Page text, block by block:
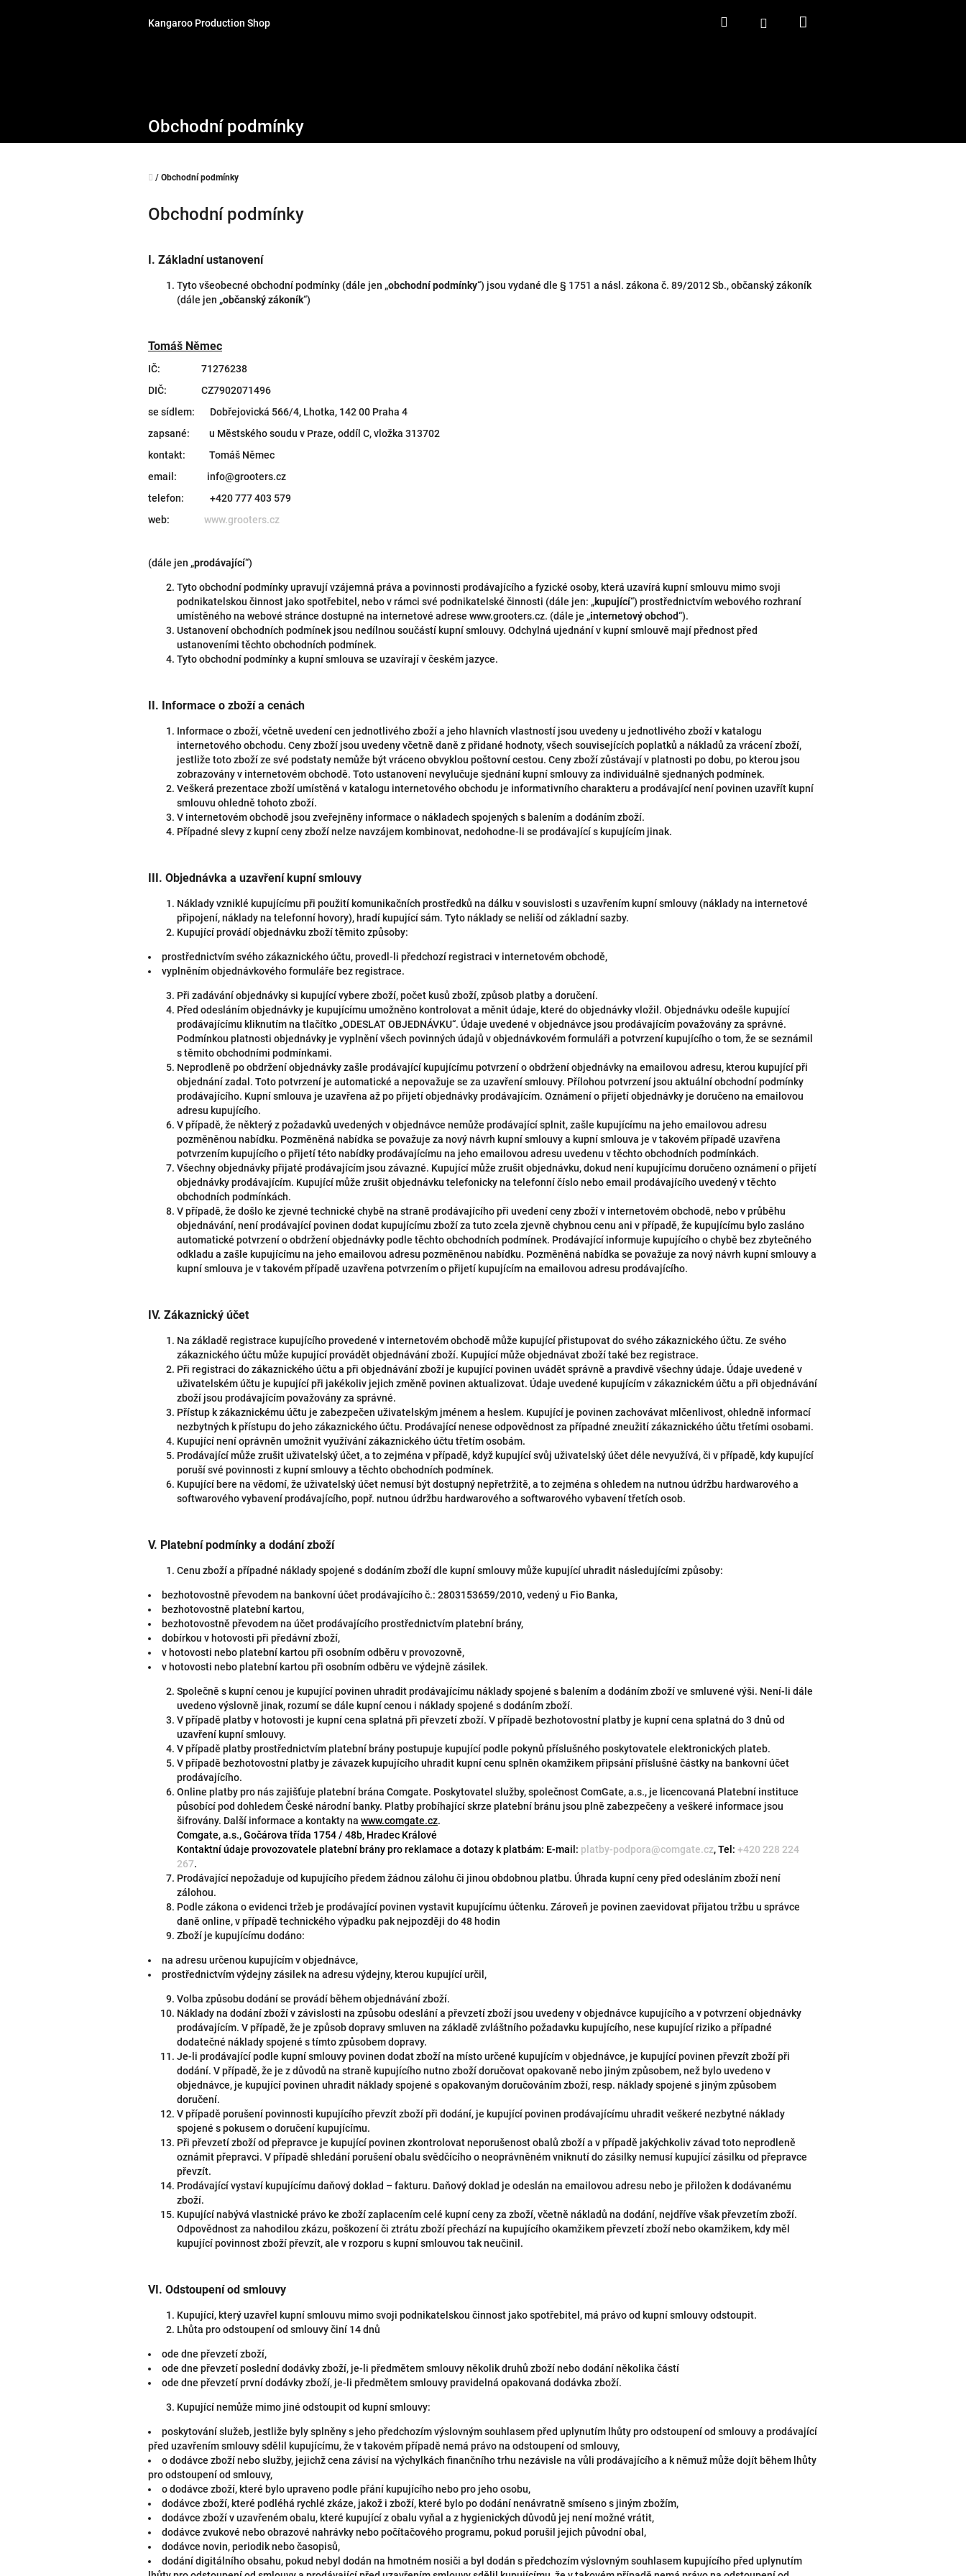
Kangaroo Production Shop HledatPřihlášení
Obchodní podmínky
Domů
/ Obchodní podmínky
Obchodní podmínky
I. Základní ustanovení
Tyto všeobecné obchodní podmínky (dále jen „obchodní podmínky“) jsou vydané dle § 1751 a násl. zákona č. 89/2012 Sb., občanský zákoník
(dále jen „občanský zákoník“)
Tomáš Němec
IČ: 71276238
DIČ: CZ7902071496
se sídlem: Dobřejovická 566/4, Lhotka, 142 00 Praha 4
zapsané: u Městského soudu v Praze, oddíl C, vložka 313702
kontakt: Tomáš Němec
email: info@grooters.cz
telefon: +420 777 403 579
web: www.grooters.cz
(dále jen „prodávající“)
Tyto obchodní podmínky upravují vzájemná práva a povinnosti prodávajícího a fyzické osoby, která uzavírá kupní smlouvu mimo svoji
podnikatelskou činnost jako spotřebitel, nebo v rámci své podnikatelské činnosti (dále jen: „kupující“) prostřednictvím webového rozhraní
umístěného na webové stránce dostupné na internetové adrese www.grooters.cz. (dále je „internetový obchod“).
Ustanovení obchodních podmínek jsou nedílnou součástí kupní smlouvy. Odchylná ujednání v kupní smlouvě mají přednost před
ustanoveními těchto obchodních podmínek.
Tyto obchodní podmínky a kupní smlouva se uzavírají v českém jazyce.
II. Informace o zboží a cenách
Informace o zboží, včetně uvedení cen jednotlivého zboží a jeho hlavních vlastností jsou uvedeny u jednotlivého zboží v katalogu
internetového obchodu. Ceny zboží jsou uvedeny včetně daně z přidané hodnoty, všech souvisejících poplatků a nákladů za vrácení zboží,
jestliže toto zboží ze své podstaty nemůže být vráceno obvyklou poštovní cestou. Ceny zboží zůstávají v platnosti po dobu, po kterou jsou
zobrazovány v internetovém obchodě. Toto ustanovení nevylučuje sjednání kupní smlouvy za individuálně sjednaných podmínek.
Veškerá prezentace zboží umístěná v katalogu internetového obchodu je informativního charakteru a prodávající není povinen uzavřít kupní
smlouvu ohledně tohoto zboží.
V internetovém obchodě jsou zveřejněny informace o nákladech spojených s balením a dodáním zboží.
Případné slevy z kupní ceny zboží nelze navzájem kombinovat, nedohodne-li se prodávající s kupujícím jinak.
III. Objednávka a uzavření kupní smlouvy
Náklady vzniklé kupujícímu při použití komunikačních prostředků na dálku v souvislosti s uzavřením kupní smlouvy (náklady na internetové
připojení, náklady na telefonní hovory), hradí kupující sám. Tyto náklady se neliší od základní sazby.
Kupující provádí objednávku zboží těmito způsoby:
prostřednictvím svého zákaznického účtu, provedl-li předchozí registraci v internetovém obchodě,
vyplněním objednávkového formuláře bez registrace.
Při zadávání objednávky si kupující vybere zboží, počet kusů zboží, způsob platby a doručení.
Před odesláním objednávky je kupujícímu umožněno kontrolovat a měnit údaje, které do objednávky vložil. Objednávku odešle kupující
prodávajícímu kliknutím na tlačítko „ODESLAT OBJEDNÁVKU“. Údaje uvedené v objednávce jsou prodávajícím považovány za správné.
Podmínkou platnosti objednávky je vyplnění všech povinných údajů v objednávkovém formuláři a potvrzení kupujícího o tom, že se seznámil
s těmito obchodními podmínkami.
Neprodleně po obdržení objednávky zašle prodávající kupujícímu potvrzení o obdržení objednávky na emailovou adresu, kterou kupující při
objednání zadal. Toto potvrzení je automatické a nepovažuje se za uzavření smlouvy. Přílohou potvrzení jsou aktuální obchodní podmínky
prodávajícího. Kupní smlouva je uzavřena až po přijetí objednávky prodávajícím. Oznámení o přijetí objednávky je doručeno na emailovou
adresu kupujícího.
V případě, že některý z požadavků uvedených v objednávce nemůže prodávající splnit, zašle kupujícímu na jeho emailovou adresu
pozměněnou nabídku. Pozměněná nabídka se považuje za nový návrh kupní smlouvy a kupní smlouva je v takovém případě uzavřena
potvrzením kupujícího o přijetí této nabídky prodávajícímu na jeho emailovou adresu uvedenu v těchto obchodních podmínkách.
Všechny objednávky přijaté prodávajícím jsou závazné. Kupující může zrušit objednávku, dokud není kupujícímu doručeno oznámení o přijetí
objednávky prodávajícím. Kupující může zrušit objednávku telefonicky na telefonní číslo nebo email prodávajícího uvedený v těchto
obchodních podmínkách.
V případě, že došlo ke zjevné technické chybě na straně prodávajícího při uvedení ceny zboží v internetovém obchodě, nebo v průběhu
objednávání, není prodávající povinen dodat kupujícímu zboží za tuto zcela zjevně chybnou cenu ani v případě, že kupujícímu bylo zasláno
automatické potvrzení o obdržení objednávky podle těchto obchodních podmínek. Prodávající informuje kupujícího o chybě bez zbytečného
odkladu a zašle kupujícímu na jeho emailovou adresu pozměněnou nabídku. Pozměněná nabídka se považuje za nový návrh kupní smlouvy a
kupní smlouva je v takovém případě uzavřena potvrzením o přijetí kupujícím na emailovou adresu prodávajícího.
IV. Zákaznický účet
Na základě registrace kupujícího provedené v internetovém obchodě může kupující přistupovat do svého zákaznického účtu. Ze svého
zákaznického účtu může kupující provádět objednávání zboží. Kupující může objednávat zboží také bez registrace.
Při registraci do zákaznického účtu a při objednávání zboží je kupující povinen uvádět správně a pravdivě všechny údaje. Údaje uvedené v
uživatelském účtu je kupující při jakékoliv jejich změně povinen aktualizovat. Údaje uvedené kupujícím v zákaznickém účtu a při objednávání
zboží jsou prodávajícím považovány za správné.
Přístup k zákaznickému účtu je zabezpečen uživatelským jménem a heslem. Kupující je povinen zachovávat mlčenlivost, ohledně informací
nezbytných k přístupu do jeho zákaznického účtu. Prodávající nenese odpovědnost za případné zneužití zákaznického účtu třetími osobami.
Kupující není oprávněn umožnit využívání zákaznického účtu třetím osobám.
Prodávající může zrušit uživatelský účet, a to zejména v případě, když kupující svůj uživatelský účet déle nevyužívá, či v případě, kdy kupující
poruší své povinnosti z kupní smlouvy a těchto obchodních podmínek.
Kupující bere na vědomí, že uživatelský účet nemusí být dostupný nepřetržitě, a to zejména s ohledem na nutnou údržbu hardwarového a
softwarového vybavení prodávajícího, popř. nutnou údržbu hardwarového a softwarového vybavení třetích osob.
V. Platební podmínky a dodání zboží
Cenu zboží a případné náklady spojené s dodáním zboží dle kupní smlouvy může kupující uhradit následujícími způsoby:
bezhotovostně převodem na bankovní účet prodávajícího č.: 2803153659/2010, vedený u Fio Banka,
bezhotovostně platební kartou,
bezhotovostně převodem na účet prodávajícího prostřednictvím platební brány,
dobírkou v hotovosti při předávní zboží,
v hotovosti nebo platební kartou při osobním odběru v provozovně,
v hotovosti nebo platební kartou při osobním odběru ve výdejně zásilek.
Společně s kupní cenou je kupující povinen uhradit prodávajícímu náklady spojené s balením a dodáním zboží ve smluvené výši. Není-li dále
uvedeno výslovně jinak, rozumí se dále kupní cenou i náklady spojené s dodáním zboží.
V případě platby v hotovosti je kupní cena splatná při převzetí zboží. V případě bezhotovostní platby je kupní cena splatná do 3 dnů od
uzavření kupní smlouvy.
V případě platby prostřednictvím platební brány postupuje kupující podle pokynů příslušného poskytovatele elektronických plateb.
V případě bezhotovostní platby je závazek kupujícího uhradit kupní cenu splněn okamžikem připsání příslušné částky na bankovní účet
prodávajícího.
Online platby pro nás zajišťuje platební brána Comgate. Poskytovatel služby, společnost ComGate, a.s., je licencovaná Platební instituce
působící pod dohledem České národní banky. Platby probíhající skrze platební bránu jsou plně zabezpečeny a veškeré informace jsou
šifrovány. Další informace a kontakty na www.comgate.cz.
Comgate, a.s.,Gočárova třída 1754 / 48b, Hradec Králové
Kontaktní údaje provozovatele platební brány pro reklamace a dotazy k platbám: E-mail: platby-podpora@comgate.cz,Tel: +420 228 224
267.
Prodávající nepožaduje od kupujícího předem žádnou zálohu či jinou obdobnou platbu. Úhrada kupní ceny před odesláním zboží není
zálohou.
Podle zákona o evidenci tržeb je prodávající povinen vystavit kupujícímu účtenku. Zároveň je povinen zaevidovat přijatou tržbu u správce
daně online, v případě technického výpadku pak nejpozději do 48 hodin
Zboží je kupujícímu dodáno:
na adresu určenou kupujícím v objednávce,
prostřednictvím výdejny zásilek na adresu výdejny, kterou kupující určil,
Volba způsobu dodání se provádí během objednávání zboží.
Náklady na dodání zboží v závislosti na způsobu odeslání a převzetí zboží jsou uvedeny v objednávce kupujícího a v potvrzení objednávky
prodávajícím. V případě, že je způsob dopravy smluven na základě zvláštního požadavku kupujícího, nese kupující riziko a případné
dodatečné náklady spojené s tímto způsobem dopravy.
Je-li prodávající podle kupní smlouvy povinen dodat zboží na místo určené kupujícím v objednávce, je kupující povinen převzít zboží při
dodání. V případě, že je z důvodů na straně kupujícího nutno zboží doručovat opakovaně nebo jiným způsobem, než bylo uvedeno v
objednávce, je kupující povinen uhradit náklady spojené s opakovaným doručováním zboží, resp. náklady spojené s jiným způsobem
doručení.
V případě porušení povinnosti kupujícího převzít zboží při dodání, je kupující povinen prodávajícímu uhradit veškeré nezbytné náklady
spojené s pokusem o doručení kupujícímu.
Při převzetí zboží od přepravce je kupující povinen zkontrolovat neporušenost obalů zboží a v případě jakýchkoliv závad toto neprodleně
oznámit přepravci. V případě shledání porušení obalu svědčícího o neoprávněném vniknutí do zásilky nemusí kupující zásilku od přepravce
převzít.
Prodávající vystaví kupujícímu daňový doklad – fakturu. Daňový doklad je odeslán na emailovou adresu nebo je přiložen k dodávanému
zboží.
Kupující nabývá vlastnické právo ke zboží zaplacením celé kupní ceny za zboží, včetně nákladů na dodání, nejdříve však převzetím zboží.
Odpovědnost za nahodilou zkázu, poškození či ztrátu zboží přechází na kupujícího okamžikem převzetí zboží nebo okamžikem, kdy měl
kupující povinnost zboží převzít, ale v rozporu s kupní smlouvou tak neučinil.
VI. Odstoupení od smlouvy
Kupující, který uzavřel kupní smlouvu mimo svoji podnikatelskou činnost jako spotřebitel, má právo od kupní smlouvy odstoupit.
Lhůta pro odstoupení od smlouvy činí 14 dnů
ode dne převzetí zboží,
ode dne převzetí poslední dodávky zboží, je-li předmětem smlouvy několik druhů zboží nebo dodání několika částí
ode dne převzetí první dodávky zboží, je-li předmětem smlouvy pravidelná opakovaná dodávka zboží.
Kupující nemůže mimo jiné odstoupit od kupní smlouvy:
poskytování služeb, jestliže byly splněny s jeho předchozím výslovným souhlasem před uplynutím lhůty pro odstoupení od smlouvy a prodávající
před uzavřením smlouvy sdělil kupujícímu, že v takovém případě nemá právo na odstoupení od smlouvy,
o dodávce zboží nebo služby, jejichž cena závisí na výchylkách finančního trhu nezávisle na vůli prodávajícího a k němuž může dojít během lhůty
pro odstoupení od smlouvy,
o dodávce zboží, které bylo upraveno podle přání kupujícího nebo pro jeho osobu,
dodávce zboží, které podléhá rychlé zkáze, jakož i zboží, které bylo po dodání nenávratně smíseno s jiným zbožím,
dodávce zboží v uzavřeném obalu, které kupující z obalu vyňal a z hygienických důvodů jej není možné vrátit,
dodávce zvukové nebo obrazové nahrávky nebo počítačového programu, pokud porušil jejich původní obal,
dodávce novin, periodik nebo časopisů,
dodání digitálního obsahu, pokud nebyl dodán na hmotném nosiči a byl dodán s předchozím výslovným souhlasem kupujícího před uplynutím